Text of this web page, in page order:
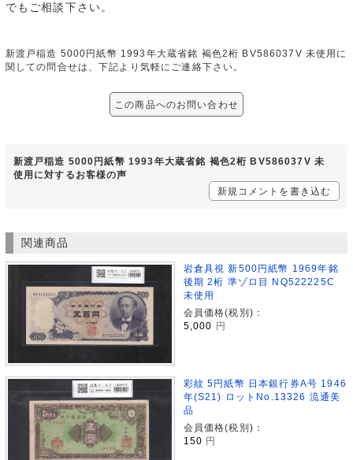
でもご相談下さい。
新渡戸稲造 5000円紙幣 1993年大蔵省銘 褐色2桁 BV586037V 未使用に
関しての問合せは、下記より気軽にご連絡下さい。
この商品へのお問い合わせ
新渡戸稲造 5000円紙幣 1993年大蔵省銘 褐色2桁 BV586037V 未
使用に対するお客様の声
新規コメントを書き込む
関連商品
岩倉具視 新500円紙幣 1969年銘
後期 2桁 準ゾロ目 NQ522225C
未使用
会員価格(税別)：
5,000
円
彩紋 5円紙幣 日本銀行券A号 1946
年(S21) ロットNo.13326 流通美
品
会員価格(税別)：
150 円